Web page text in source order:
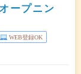
ープニン
WEB登録OK